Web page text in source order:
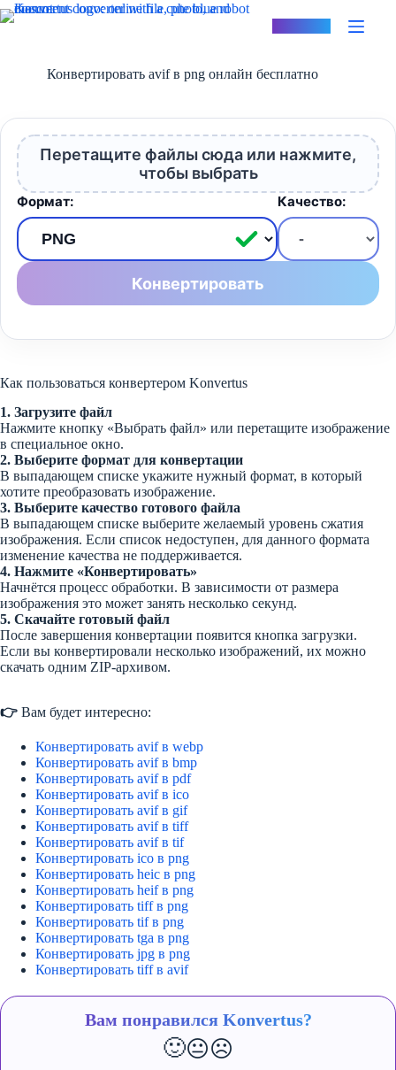
Перейти
к
Конвертировать avif в png онлайн бесплатно
Перетащите файлы сюда или нажмите,
чтобы выбрать
Формат: Качество:
Конвертировать
Как пользоваться конвертером Konvertus
1. Загрузите файл
Нажмите кнопку «Выбрать файл» или перетащите изображение
в специальное окно.
2. Выберите формат для конвертации
В выпадающем списке укажите нужный формат, в который
хотите преобразовать изображение.
3. Выберите качество готового файла
В выпадающем списке выберите желаемый уровень сжатия
изображения. Если список недоступен, для данного формата
изменение качества не поддерживается.
4. Нажмите «Конвертировать»
Начнётся процесс обработки. В зависимости от размера
изображения это может занять несколько секунд.
5. Скачайте готовый файл
После завершения конвертации появится кнопка загрузки.
Если вы конвертировали несколько изображений, их можно
скачать одним ZIP-архивом.
👉 Вам будет интересно:
Конвертировать avif в webp
Конвертировать avif в bmp
Конвертировать avif в pdf
Конвертировать avif в ico
Конвертировать avif в gif
Конвертировать avif в tiff
Конвертировать avif в tif
Конвертировать ico в png
Конвертировать heic в png
Конвертировать heif в png
Конвертировать tiff в png
Конвертировать tif в png
Конвертировать tga в png
Конвертировать jpg в png
Конвертировать tiff в avif
Вам понравился Konvertus?
🙂😐☹️